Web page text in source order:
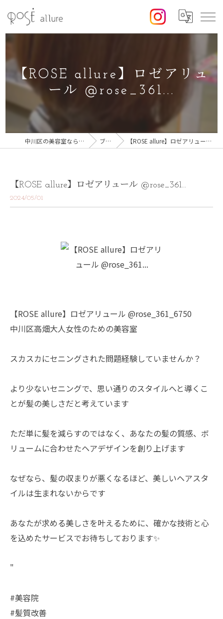
【ROSE allure】ロゼアリュ
ール @rose_361...
中川区の美容室なら美容室ロゼ ブログ 【ROSE allure】ロゼアリュール @rose_361...
【ROSE allure】ロゼアリュール @rose_361...
2024/05/01
【ROSE allure】ロゼアリュール @rose_361_6750
中川区高畑大人女性のための美容室
スカスカにセニングされた問題経験していませんか？
より少ないセニングで、思い通りのスタイルへと導くこ
とが髪の美しさだと考えています
ただ単に髪を減らすのではなく、あなたの髪の質感、ボ
リュームに合わせたヘアデザインを創り上げます
なぜなら、髪の収まりが悪くなるほど、美しいヘアスタ
イルは生まれないからです
あなたが求める美しさを叶えるために、確かな技術と心
を込めたサービスでお待ちしております✨
"
#美容院
#髪質改善